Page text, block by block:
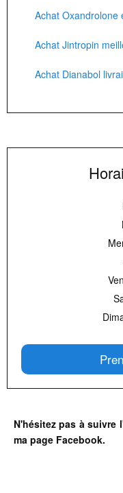
Achat Oxandrolone
Achat Jintropin
Achat Dianabol
N'hésitez pas à suivre
ma page Facebook.